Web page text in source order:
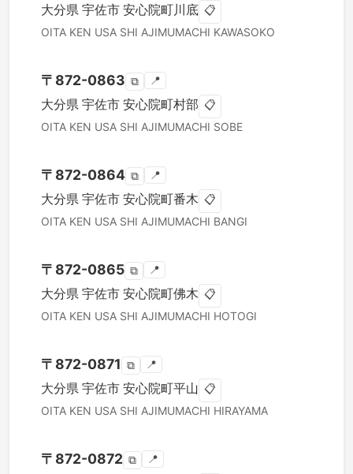
大分県 宇佐市 安心院町川底 📋
OITA KEN USA SHI AJIMUMACHI KAWASOKO
〒 872-0863 ⧉ 📍
大分県 宇佐市 安心院町村部 📋
OITA KEN USA SHI AJIMUMACHI SOBE
〒 872-0864 ⧉ 📍
大分県 宇佐市 安心院町番木 📋
OITA KEN USA SHI AJIMUMACHI BANGI
〒 872-0865 ⧉ 📍
大分県 宇佐市 安心院町佛木 📋
OITA KEN USA SHI AJIMUMACHI HOTOGI
〒 872-0871 ⧉ 📍
大分県 宇佐市 安心院町平山 📋
OITA KEN USA SHI AJIMUMACHI HIRAYAMA
〒 872-0872 ⧉ 📍